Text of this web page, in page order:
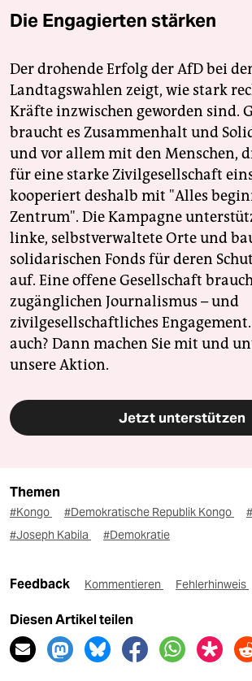
Die Engagierten stärken
Der drohende Erfolg der AfD bei
Landtagswahlen zeigt, wie stark
Kräfte inzwischen geworden sind.
braucht es Zusammenhalt und
und vor allem mit den Menschen,
für eine starke Zivilgesellschaft
kooperiert deshalb mit "Alles
Zentrum". Die Kampagne
linke, selbstverwaltete Orte und
solidarischen Fonds für deren
auf. Eine offene Gesellschaft
zugänglichen Journalismus – und
zivilgesellschaftliches
auch? Dann machen Sie mit und
unsere Aktion.
Jetzt unterstützen
Themen
#Kongo #Demokratische Republik Kongo
#Joseph Kabila
#Demokratie
Feedback Kommentieren Fehlerhinweis
Diesen Artikel teilen